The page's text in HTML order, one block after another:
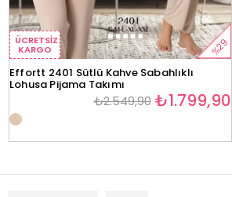
ÜCRETSIZ
KARGO %29
Effortt 2401 Sütlü Kahve Sabahlıklı
Lohusa Pijama Takımı
₺1.799,90
₺2.549,90